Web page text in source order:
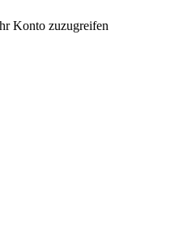
Konto zuzugreifen